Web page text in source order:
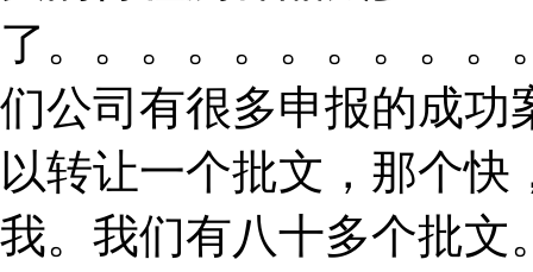
了。。。。。。。。。
们公司有很多申报的成功
以转让一个批文，那个
我。我们有八十多个批文